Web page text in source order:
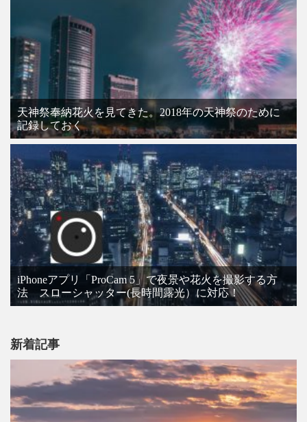
天神祭奉納花火を見てきた。2018年の天神祭のために
記録しておく
iPhoneアプリ「ProCam 5」で夜景や花火を撮影する方
法 スローシャッター(長時間露光）に対応！
新着記事